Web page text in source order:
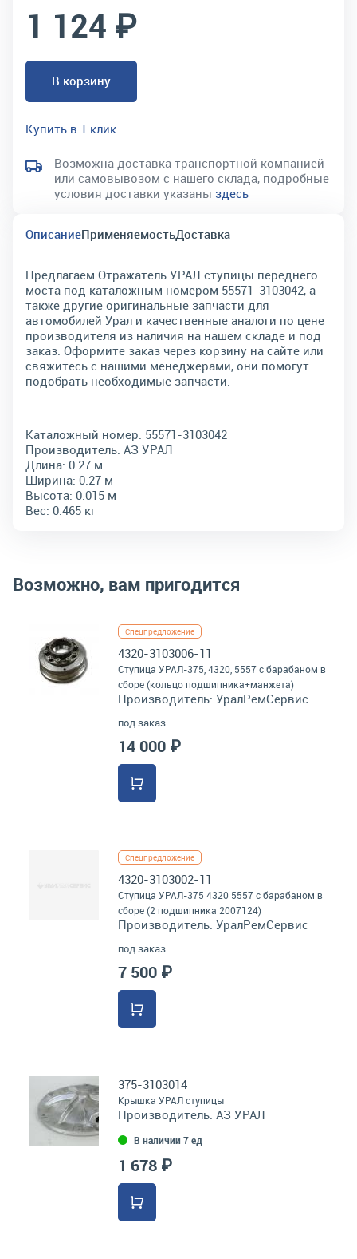
1 124 ₽
В корзину
Купить в 1 клик
Возможна доставка транспортной компанией
или самовывозом с нашего склада, подробные
условия доставки указаны здесь
ОписаниеПрименяемостьДоставка
Предлагаем Отражатель УРАЛ ступицы переднего
моста под каталожным номером 55571-3103042, а
также другие оригинальные запчасти для
автомобилей Урал и качественные аналоги по цене
производителя из наличия на нашем складе и под
заказ. Оформите заказ через корзину на сайте или
свяжитесь с нашими менеджерами, они помогут
подобрать необходимые запчасти.
Каталожный номер: 55571-3103042
Производитель: АЗ УРАЛ
Длина: 0.27 м
Ширина: 0.27 м
Высота: 0.015 м
Вес: 0.465 кг
Возможно, вам пригодится
Спецпредложение
4320-3103006-11
Ступица УРАЛ-375, 4320, 5557 с барабаном в
сборе (кольцо подшипника+манжета)
Производитель: УралРемСервис
под заказ
14 000 ₽
Спецпредложение
4320-3103002-11
Ступица УРАЛ-375 4320 5557 с барабаном в
сборе (2 подшипника 2007124)
Производитель: УралРемСервис
под заказ
7 500 ₽
375-3103014
Крышка УРАЛ ступицы
Производитель: АЗ УРАЛ
В наличии 7 ед
1 678 ₽